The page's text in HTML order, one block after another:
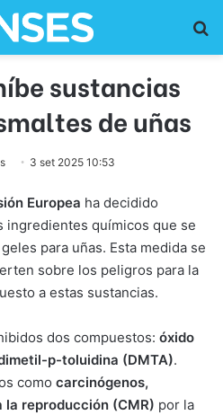
sustancias
de uñas
3 set 2025 10:53
Europea ha decidido
químicos que se
para uñas. Esta medida se
sobre los peligros para la
a estas sustancias.
dos compuestos: óxido
p-toluidina (DMTA).
como carcinógenos,
la reproducción (CMR) por la